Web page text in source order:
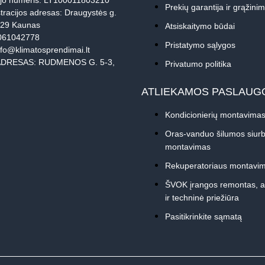
adresas: Draugystės g.
Kaunas
RUDMENOS G. 5-3,
Prekių garantija ir
Atsiskaitymo būdai
Pristatymo sąlygos
Privatumo politika
ATLIEKAMOS
Kondicionierių montavimas
Oras-vanduo šilumos
montavimas
Rekuperatoriaus
ŠVOK įrangos remontas,
ir techninė priežiūra
Pasitikrinkite sąmatą